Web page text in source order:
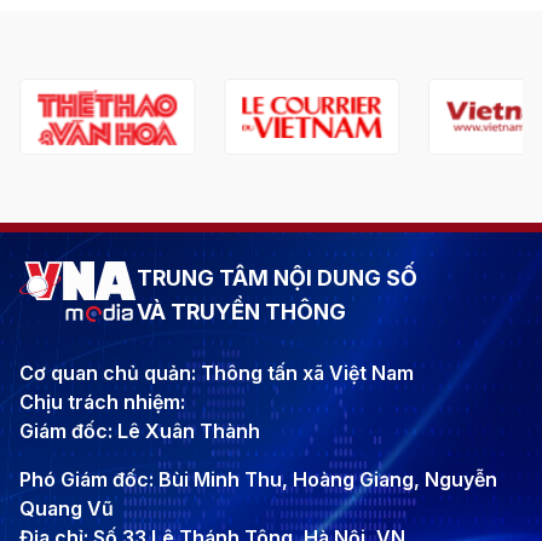
TRUNG TÂM NỘI DUNG SỐ
VÀ TRUYỀN THÔNG
Cơ quan chủ quản: Thông tấn xã Việt Nam
Chịu trách nhiệm:
Giám đốc: Lê Xuân Thành
Phó Giám đốc: Bùi Minh Thu, Hoàng Giang, Nguyễn
Quang Vũ